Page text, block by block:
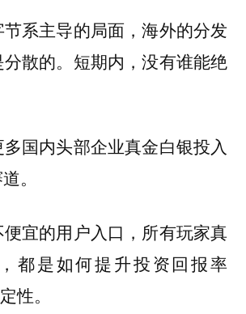
系主导的局面，海外的分发
散的。短期内，没有谁能绝
国内头部企业真金白银投入
。
宜的用户入口，所有玩家真
都是如何提升投资回报率
性。